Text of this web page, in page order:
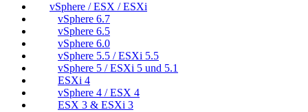
vSphere / ESX / ESXi
vSphere 6.7
vSphere 6.5
vSphere 6.0
vSphere 5.5 / ESXi 5.5
vSphere 5 / ESXi 5 und 5.1
ESXi 4
vSphere 4 / ESX 4
ESX 3 & ESXi 3